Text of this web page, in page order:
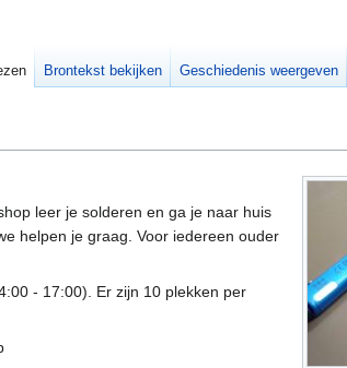
leer je solderen en ga je naar huis
helpen je graag. Voor iedereen ouder
- 17:00). Er zijn 10 plekken per
Brontekst bekijken Geschiedenis weergeven